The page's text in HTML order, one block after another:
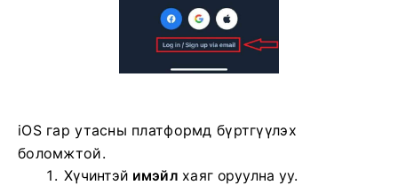
iOS гар утасны платформд бүртгүүлэх
боломжтой.
Хүчинтэй имэйл хаяг оруулна уу.